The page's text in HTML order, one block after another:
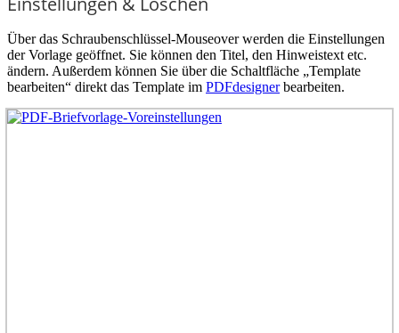
Über das Schraubenschlüssel-Mouseoverwerden die Einstellungen
der Vorlage geöffnet. Sie können den Titel, den Hinweistext etc.
ändern. Außerdem können Sie über die Schaltfläche „Template
bearbeiten“ direkt das Template im PDFdesignerbearbeiten.